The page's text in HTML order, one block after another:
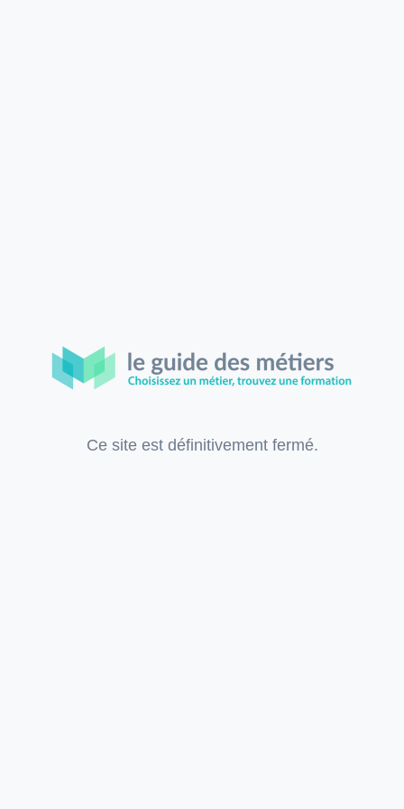
Ce site est définitivement fermé.